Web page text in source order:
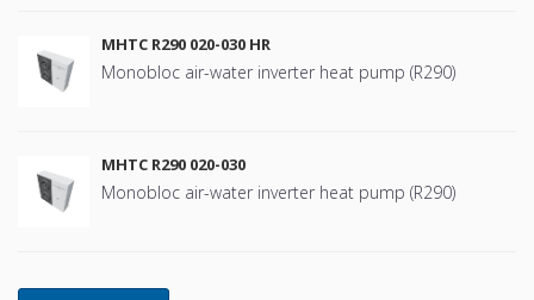
MHTC R290 020-030 HR
Monobloc air-water inverter heat pump (R290)
MHTC R290 020-030
Monobloc air-water inverter heat pump (R290)